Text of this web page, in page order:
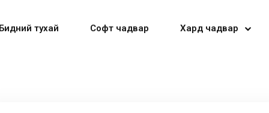
тухай Софт чадвар Хард чадвар